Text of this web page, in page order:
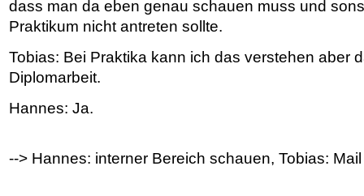
dass man da eben genau schauen muss und
Praktikum nicht antreten sollte.
Tobias: Bei Praktika kann ich das verstehen aber
Diplomarbeit.
Hannes: Ja.
--> Hannes: interner Bereich schauen, Tobias: